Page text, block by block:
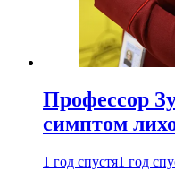
Профессор
симптом
1 год спустя1 год